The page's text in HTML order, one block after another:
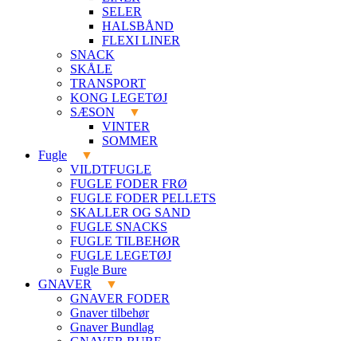
SELER
HALSBÅND
FLEXI LINER
SNACK
SKÅLE
TRANSPORT
KONG LEGETØJ
SÆSON
VINTER
SOMMER
Fugle
VILDTFUGLE
FUGLE FODER FRØ
FUGLE FODER PELLETS
SKALLER OG SAND
FUGLE SNACKS
FUGLE TILBEHØR
FUGLE LEGETØJ
Fugle Bure
GNAVER
GNAVER FODER
Gnaver tilbehør
Gnaver Bundlag